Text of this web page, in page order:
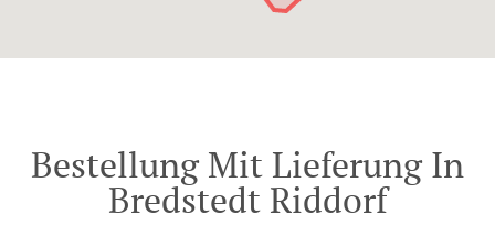
Bestellung Mit Lieferung In
Bredstedt Riddorf